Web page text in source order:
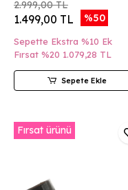
2.999,00 TL
1.499,00 TL %50
Sepette Ekstra %10 Ek
Fırsat %20 1.079,28 TL
Sepete Ekle
Fırsat ürünü